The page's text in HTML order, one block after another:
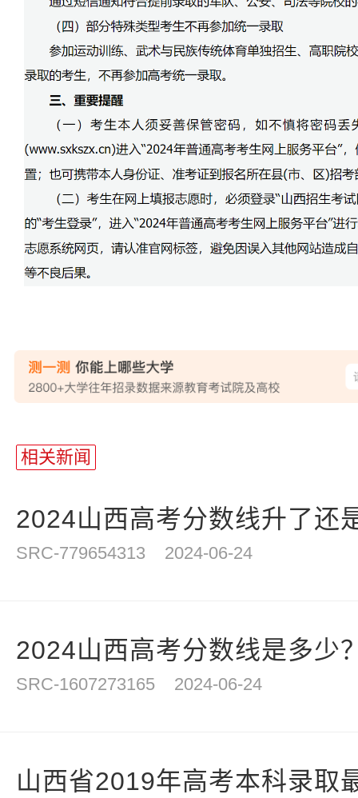
相关新闻
2024山西高考分数线升了还
SRC-779654313 2024-06-24
2024山西高考分数线是多少
SRC-1607273165 2024-06-24
山西省2019年高考本科录取